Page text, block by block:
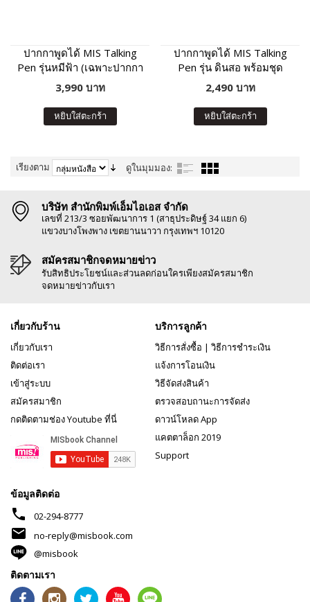
ปากกาพูดได้ MIS Talking
Pen รุ่นหมีฟ้า (เฉพาะปากกา
พูดได้ ไม่มีหนังสือในชุด)
3,990 บาท
หยิบใส่ตะกร้า
ปากกาพูดได้ MIS Talking
Pen รุ่น ดินสอ พร้อมชุด
หนังสือเสริมภาษา พัฒนา IQ
2,490 บาท
หยิบใส่ตะกร้า
เรียงตาม ดูในมุมมอง:
บริษัท สำนักพิมพ์เอ็มไอเอส จำกัด
เลขที่ 213/3 ซอยพัฒนาการ 1 (สาธุประดิษฐ์ 34 แยก 6)
แขวงบางโพงพาง เขตยานนาวา กรุงเทพฯ 10120
สมัครสมาชิกจดหมายข่าว
รับสิทธิประโยชน์และส่วนลดก่อนใครเพียงสมัครสมาชิก
จดหมายข่าวกับเรา
เกี่ยวกับร้าน
เกี่ยวกับเรา
ติดต่อเรา
เข้าสู่ระบบ
สมัครสมาชิก
กดติดตามช่อง Youtube ที่นี่
บริการลูกค้า
วิธีการสั่งซื้อ | วิธีการชำระเงิน
แจ้งการโอนเงิน
วิธีจัดส่งสินค้า
ตรวจสอบถานะการจัดส่ง
ดาวน์โหลด App
แคตตาล็อก 2019
Support
ข้อมูลติดต่อ
phone 02-294-8777
mail
no-reply@misbook.com
@misbook
ติดตามเรา